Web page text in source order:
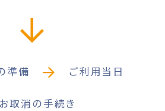
準備 ご利用当日
取消の手続き